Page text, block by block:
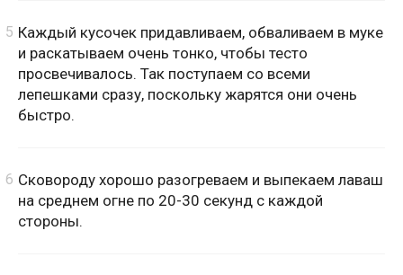
Каждый кусочек придавливаем, обваливаем в муке
и раскатываем очень тонко, чтобы тесто
просвечивалось. Так поступаем со всеми
лепешками сразу, поскольку жарятся они очень
быстро.
Сковороду хорошо разогреваем и выпекаем лаваш
на среднем огне по 20-30 секунд с каждой
стороны.